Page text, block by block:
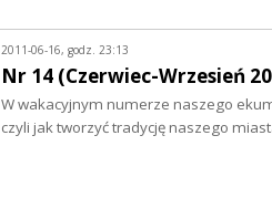
2011-06-16, godz. 23:13
Nr 14 (Czerwiec-Wrzesień
W wakacyjnym numerze naszego
czyli jak tworzyć tradycję naszego